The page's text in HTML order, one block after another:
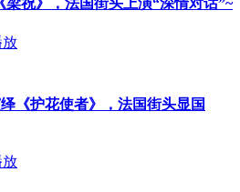
祝》，法国街头上演“深情对话”~
放
《护花使者》，法国街头显国
放